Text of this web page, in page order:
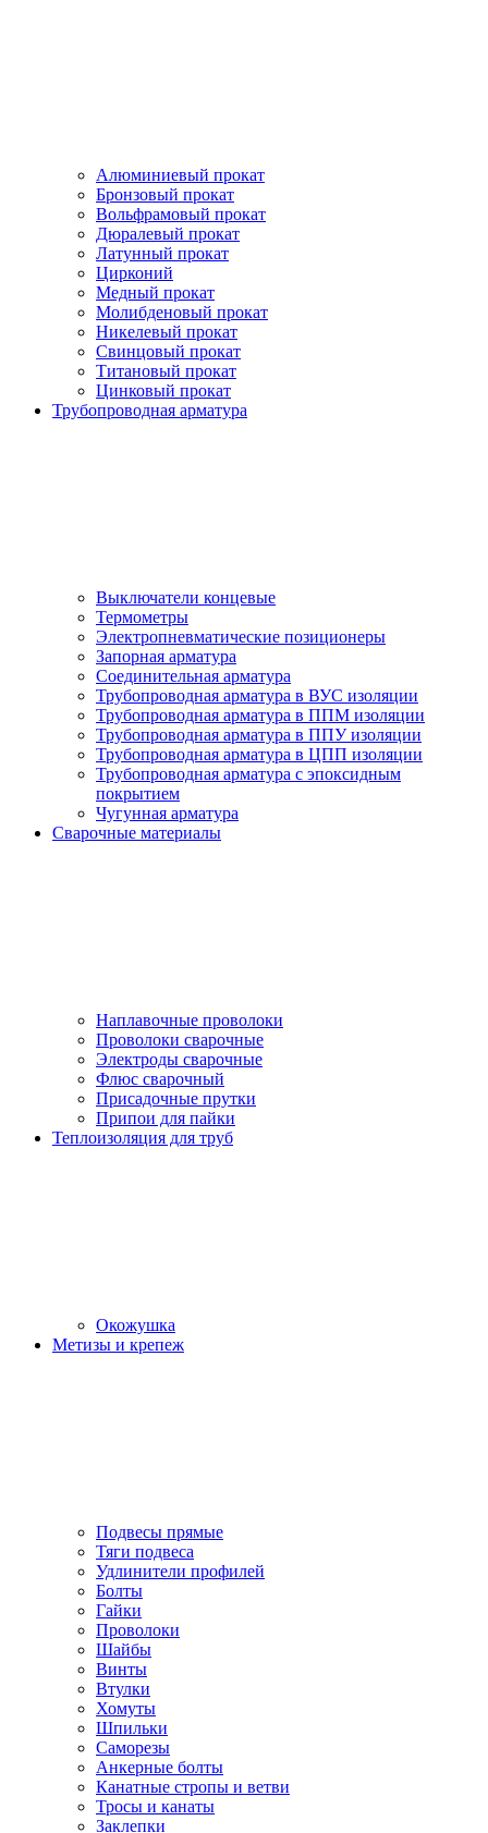
Алюминиевый прокат
Бронзовый прокат
Вольфрамовый прокат
Дюралевый прокат
Латунный прокат
Цирконий
Медный прокат
Молибденовый прокат
Никелевый прокат
Свинцовый прокат
Титановый прокат
Цинковый прокат
Трубопроводная арматура
Выключатели концевые
Термометры
Электропневматические позиционеры
Запорная арматура
Соединительная арматура
Трубопроводная арматура в ВУС изоляции
Трубопроводная арматура в ППМ изоляции
Трубопроводная арматура в ППУ изоляции
Трубопроводная арматура в ЦПП изоляции
Трубопроводная арматура с эпоксидным
покрытием
Чугунная арматура
Сварочные материалы
Наплавочные проволоки
Проволоки сварочные
Электроды сварочные
Флюс сварочный
Присадочные прутки
Припои для пайки
Теплоизоляция для труб
Окожушка
Метизы и крепеж
Подвесы прямые
Тяги подвеса
Удлинители профилей
Болты
Гайки
Проволоки
Шайбы
Винты
Втулки
Хомуты
Шпильки
Саморезы
Анкерные болты
Канатные стропы и ветви
Тросы и канаты
Заклепки